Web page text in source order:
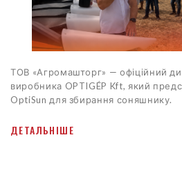
ТОВ «Агромашторг» — офіційний
виробника OPTIGÉP Kft, який
OptiSun для збирання соняшнику.
ДЕТАЛЬНІШЕ